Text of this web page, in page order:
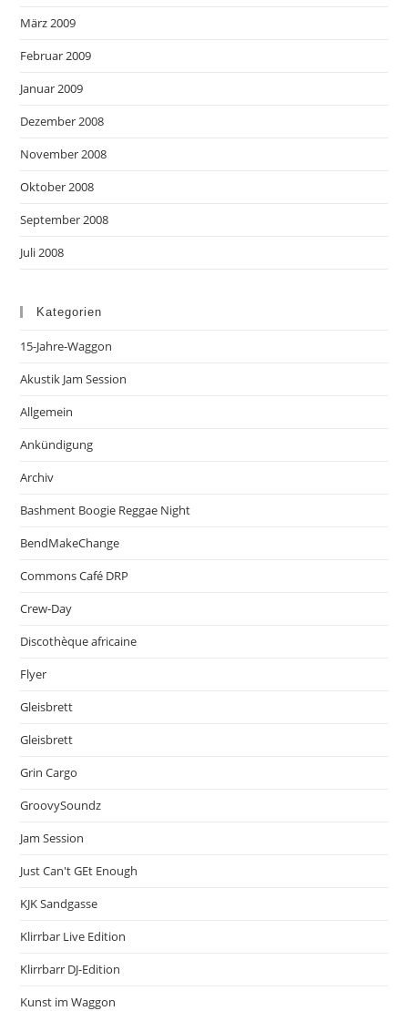
März 2009
Februar 2009
Januar 2009
Dezember 2008
November 2008
Oktober 2008
September 2008
Juli 2008
Kategorien
15-Jahre-Waggon
Akustik Jam Session
Allgemein
Ankündigung
Archiv
Bashment Boogie Reggae Night
BendMakeChange
Commons Café DRP
Crew-Day
Discothèque africaine
Flyer
Gleisbrett
Gleisbrett
Grin Cargo
GroovySoundz
Jam Session
Just Can't GEt Enough
KJK Sandgasse
Klirrbar Live Edition
Klirrbarr DJ-Edition
Kunst im Waggon